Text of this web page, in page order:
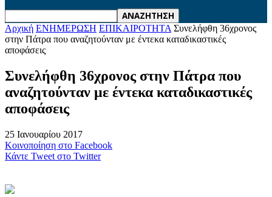
Αρχική ΕΝΗΜΕΡΩΣΗ ΕΠΙΚΑΙΡΟΤΗΤΑ Συνελήφθη 36χρονος
στην Πάτρα που αναζητούνταν με έντεκα καταδικαστικές
αποφάσεις
Συνελήφθη 36χρονος στην Πάτρα που
αναζητούνταν με έντεκα καταδικαστικές
αποφάσεις
25 Ιανουαρίου 2017
Κοινοποίηση στο Facebook
Κάντε Tweet στο Twitter